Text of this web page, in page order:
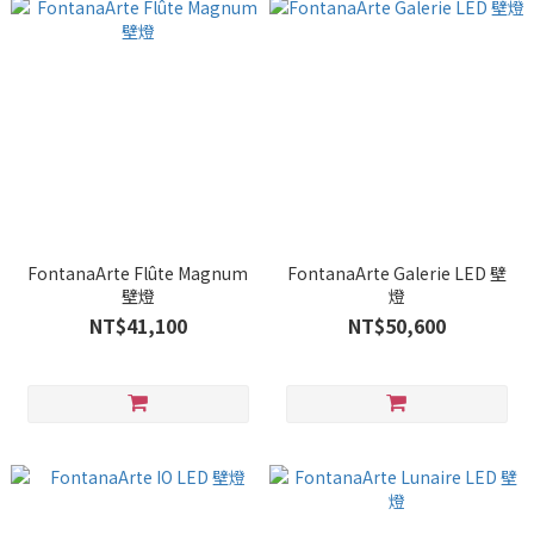
FontanaArte Flûte Magnum
壁燈
NT$41,100
FontanaArte Galerie LED 壁
燈
NT$50,600